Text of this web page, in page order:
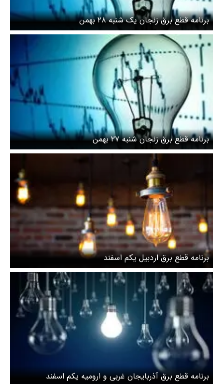
برنامه قطع برق زنجان یک شنبه ۲۸ بهمن
برنامه قطع برق زنجان شنبه ۲۷ بهمن
برنامه قطع برق اردبیل یکم اسفند
برنامه قطع برق آذربایجان غربی و ارومیه یکم اسفند